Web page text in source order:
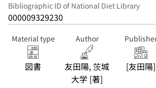
Bibliographic ID of National Diet Library
000009329230
Material type
図書
Author
友田陽, 茨城
大学 [著]
[友田陽]